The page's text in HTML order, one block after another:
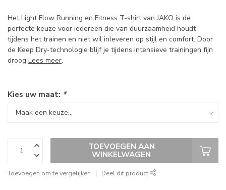
Het Light Flow Running en Fitness T-shirt van JAKO is de
perfecte keuze voor iedereen die van duurzaamheid houdt
tijdens het trainen en niet wil inleveren op stijl en comfort. Door
de Keep Dry-technologie blijf je tijdens intensieve trainingen fijn
droog Lees meer.
Kies uw maat: *
TOEVOEGEN AAN
WINKELWAGEN
Toevoegen om te vergelijken Deel dit product